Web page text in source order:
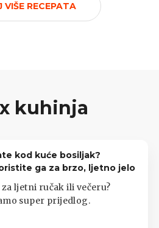
VIŠE RECEPATA
kuhinja
kod kuće bosiljak?
ga za brzo, ljetno jelo
za ljetni ručak ili večeru?
super prijedlog.